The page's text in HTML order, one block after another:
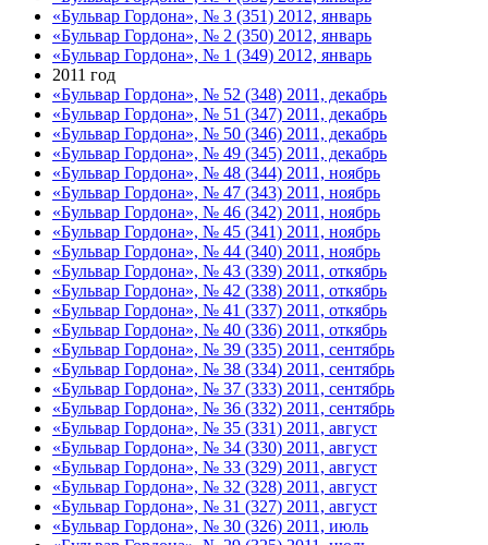
«Бульвар Гордона», № 3 (351) 2012, январь
«Бульвар Гордона», № 2 (350) 2012, январь
«Бульвар Гордона», № 1 (349) 2012, январь
2011 год
«Бульвар Гордона», № 52 (348) 2011, декабрь
«Бульвар Гордона», № 51 (347) 2011, декабрь
«Бульвар Гордона», № 50 (346) 2011, декабрь
«Бульвар Гордона», № 49 (345) 2011, декабрь
«Бульвар Гордона», № 48 (344) 2011, ноябрь
«Бульвар Гордона», № 47 (343) 2011, ноябрь
«Бульвар Гордона», № 46 (342) 2011, ноябрь
«Бульвар Гордона», № 45 (341) 2011, ноябрь
«Бульвар Гордона», № 44 (340) 2011, ноябрь
«Бульвар Гордона», № 43 (339) 2011, откябрь
«Бульвар Гордона», № 42 (338) 2011, откябрь
«Бульвар Гордона», № 41 (337) 2011, откябрь
«Бульвар Гордона», № 40 (336) 2011, откябрь
«Бульвар Гордона», № 39 (335) 2011, сентябрь
«Бульвар Гордона», № 38 (334) 2011, сентябрь
«Бульвар Гордона», № 37 (333) 2011, сентябрь
«Бульвар Гордона», № 36 (332) 2011, сентябрь
«Бульвар Гордона», № 35 (331) 2011, август
«Бульвар Гордона», № 34 (330) 2011, август
«Бульвар Гордона», № 33 (329) 2011, август
«Бульвар Гордона», № 32 (328) 2011, август
«Бульвар Гордона», № 31 (327) 2011, август
«Бульвар Гордона», № 30 (326) 2011, июль